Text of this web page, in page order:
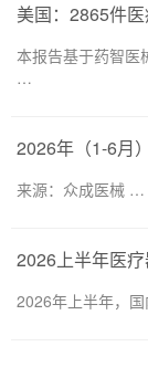
美国：2865件
本报告基于药智医
…
来源：众成医械 …
2026年上半年，